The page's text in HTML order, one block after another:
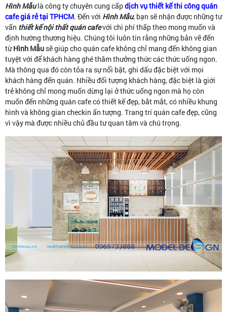
Hình Mẫulà công ty chuyên cung cấpdịch vụ thiết kế thi công quán
cafe giá rẻ tại TPHCM. Đến với Hình Mẫu, bạn sẽ nhận được những tư
vấn thiết kế nội thất quán cafevới chi phí thấp theo mong muốn và
định hướng thương hiệu. Chúng tôi luôn tin rằng những bản vẽ đến
từHình Mẫu sẽ giúp cho quán cafe không chỉ mang đến không gian
tuyệt với để khách hàng ghé thăm thưởng thức các thức uống ngon.
Mà thông qua đó còn tỏa ra sự nổi bật, ghi dấu đặc biệt với mọi
khách hàng đến quán. Nhiều đối tượng khách hàng, đặc biệt là giới
trẻ không chỉ mong muốn dừng lại ở thức uống ngon mà họ còn
muốn đến những quán cafe có thiết kế đẹp, bắt mắt, có nhiều khung
hình và không gian checkin ấn tượng. Trang trí quán cafe đẹp, cũng
vì vậy mà được nhiều chủ đầu tư quan tâm và chú trọng.